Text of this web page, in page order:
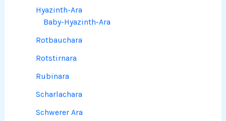
Hyazinth-Ara
Baby-Hyazinth-Ara
Rotbauchara
Rotstirnara
Rubinara
Scharlachara
Schwerer Ara